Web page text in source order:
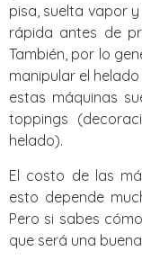
pisa, suelta vapor
rápida antes de
También, por lo
manipular el
estas máquinas
toppings
helado).
El costo de las
esto depende
Pero si sabes
que será una